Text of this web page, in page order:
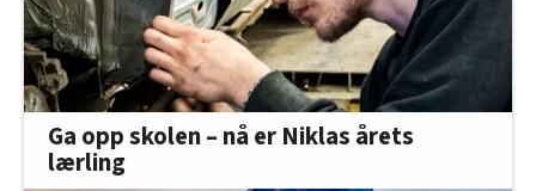
Ga opp skolen – nå er Niklas årets
lærling